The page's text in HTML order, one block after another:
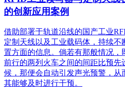
的创新应用案例
借助部署于轨道沿线的国产工业
定制天线以及工业载码体，持续
置方面的信息。倘若有那般情况，
前行的两列火车之间的间距比预
候，那便会自动引发声光预警，从
其能够及时进行干预。